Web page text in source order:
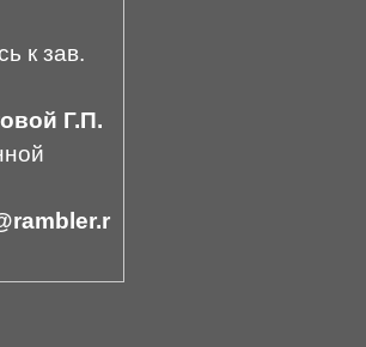
к зав.
Г.П.